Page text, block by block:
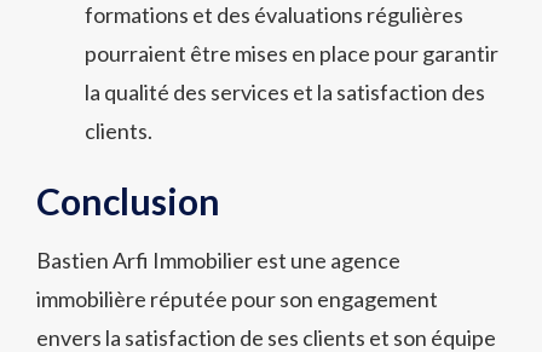
formations et des évaluations régulières
pourraient être mises en place pour garantir
la qualité des services et la satisfaction des
clients.
Conclusion
Bastien Arfi Immobilier est une agence
immobilière réputée pour son engagement
envers la satisfaction de ses clients et son équipe